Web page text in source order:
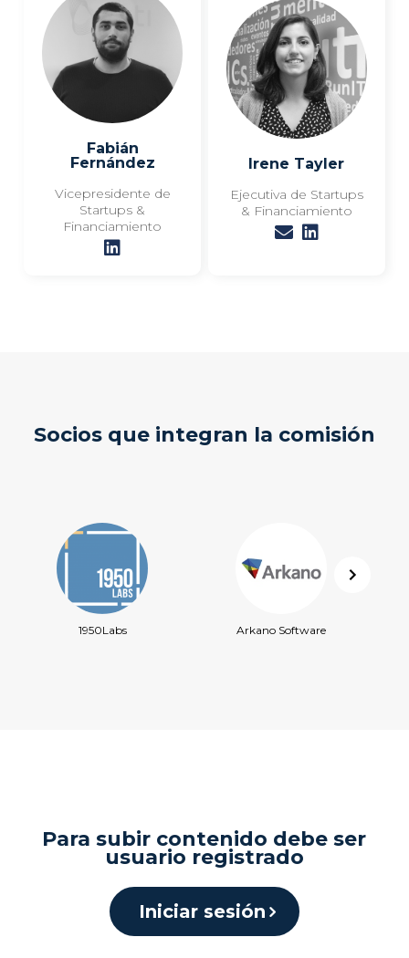
Fabián
Fernández
Vicepresidente de
Startups &
Financiamiento
Irene Tayler
Ejecutiva de Startups
& Financiamiento
Socios que integran la comisión
1950Labs Arkano Software
Para subir contenido debe ser
usuario registrado
Iniciar sesión